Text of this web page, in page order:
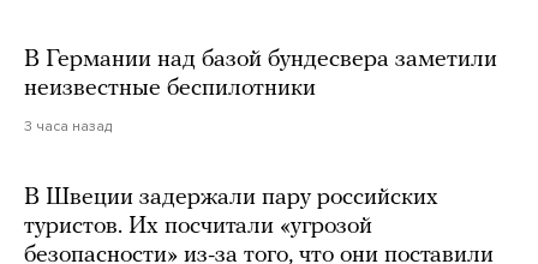
В Германии над базой бундесвера заметили
неизвестные беспилотники
3 часа назад
В Швеции задержали пару российских
туристов. Их посчитали «угрозой
безопасности» из-за того, что они поставили